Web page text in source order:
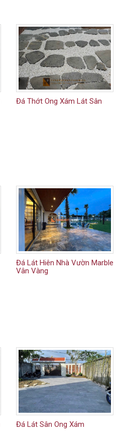
Đá Thớt Ong Xám Lát Sân
Đá Lát Hiên Nhà Vườn Marble
Vân Vàng
Đá Lát Sân Ong Xám